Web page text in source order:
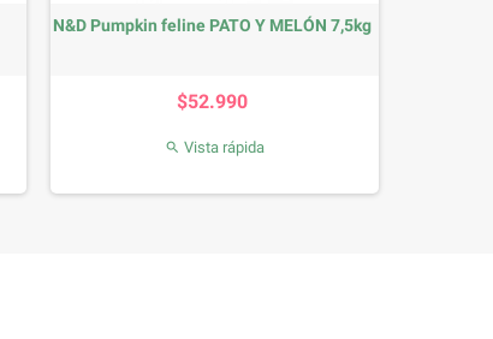
N&D Pumpkin feline PATO Y MELÓN 7,5kg
$52.990
 Vista rápida